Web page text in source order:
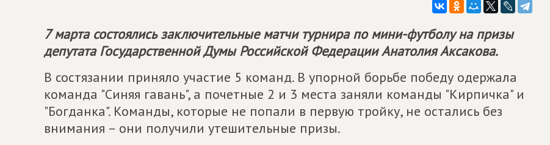
7 марта состоялись заключительные матчи турнира по мини-футболу на призы
депутата Государственной Думы Российской Федерации Анатолия Аксакова.
В состязании приняло участие 5 команд. В упорной борьбе победу одержала
команда "Синяя гавань", а почетные 2 и 3 места заняли команды "Кирпичка" и
"Богданка". Команды, которые не попали в первую тройку, не остались без
внимания – они получили утешительные призы.